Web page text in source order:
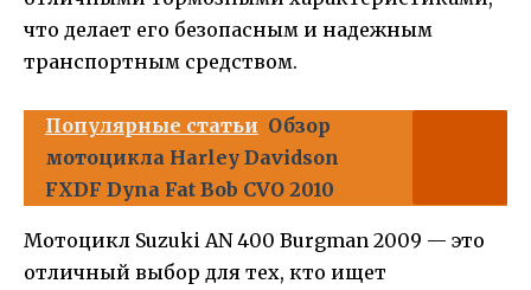
что делает его безопасным и надежным
транспортным средством.
Популярные статьи Обзор
мотоцикла Harley Davidson
FXDF Dyna Fat Bob CVO 2010
Мотоцикл Suzuki AN 400 Burgman 2009 — это
отличный выбор для тех, кто ищет